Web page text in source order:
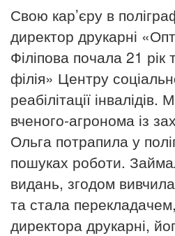
Свою кар’єру в
директор друкарні «
Філіпова почала 21 рік
філія» Центру
реабілітації інвалідів.
вченого-агронома із
Ольга потрапила у
пошуках роботи.
видань, згодом
та стала
директора друкарні,